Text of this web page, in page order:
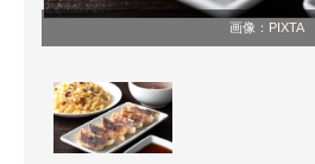
企業向けIT製品の総合サイト
IT製品の技術・比較・事例
画像： PIXTA